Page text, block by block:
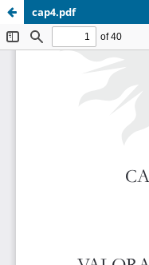
cap4.pdf